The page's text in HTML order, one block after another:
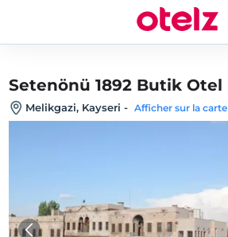
Setenönü 1892 Butik Otel
Melikgazi, Kayseri - Afficher sur la carte